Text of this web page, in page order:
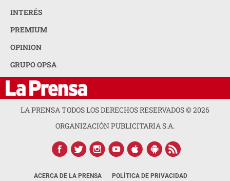
INTERÉS
PREMIUM
OPINION
GRUPO OPSA
LA PRENSA TODOS LOS DERECHOS RESERVADOS ©2026
ORGANIZACIÓN PUBLICITARIA S.A.
ACERCA DE LA PRENSA POLÍTICA DE PRIVACIDAD